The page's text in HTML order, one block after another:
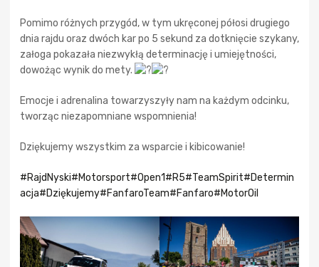
Pomimo różnych przygód, w tym ukręconej półosi drugiego
dnia rajdu oraz dwóch kar po 5 sekund za dotknięcie szykany,
załoga pokazała niezwykłą determinację i umiejętności,
dowożąc wynik do mety.
Emocje i adrenalina towarzyszyły nam na każdym odcinku,
tworząc niezapomniane wspomnienia!
Dziękujemy wszystkim za wsparcie i kibicowanie!
#RajdNyski#Motorsport#Open1#R5#TeamSpirit#Determin
acja#Dziękujemy#FanfaroTeam#Fanfaro#MotorOil